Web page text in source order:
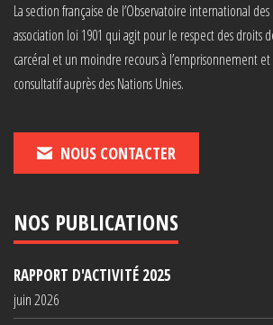
La section française de l’Observatoire international
association loi 1901 qui agit pour le respect des droits
carcéral et un moindre recours à l’emprisonnement
consultatif auprès des Nations Unies.
NOUS CONTACTER
NOS PUBLICATIONS
RAPPORT D'ACTIVITÉ 2025
juin 2026